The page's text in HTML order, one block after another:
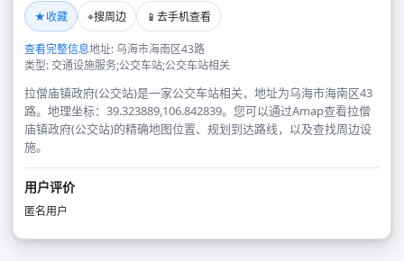
★收藏 ⌖搜周边 📱 去手机查看
查看完整信息地址: 乌海市海南区43路
类型: 交通设施服务;公交车站;公交车站相关
拉僧庙镇政府(公交站)是一家公交车站相关，地址为乌海市海南区43
路。地理坐标：39.323889,106.842839。您可以通过Amap查看拉僧
庙镇政府(公交站)的精确地图位置、规划到达路线，以及查找周边设
施。
用户评价
匿名用户